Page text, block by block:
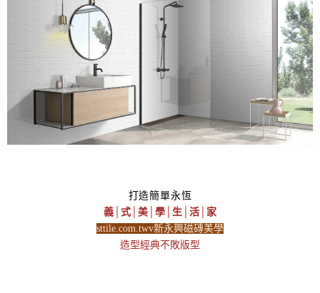
打造簡單永恆
義│式│美│學│生│活│家
sttile.com.twv新永興磁磚美學
造型經典不敗版型